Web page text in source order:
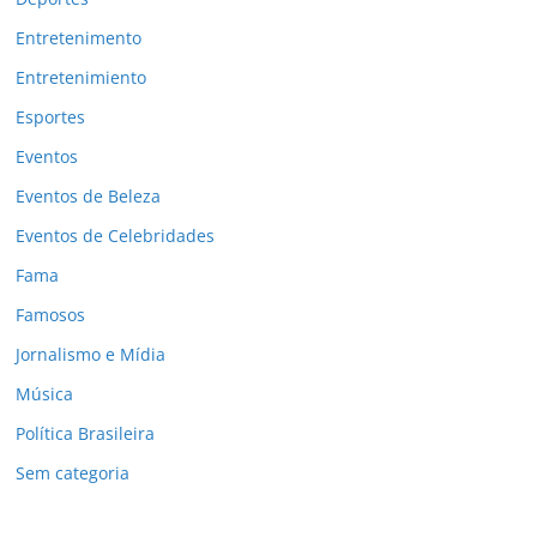
Entretenimento
Entretenimiento
Esportes
Eventos
Eventos de Beleza
Eventos de Celebridades
Fama
Famosos
Jornalismo e Mídia
Música
Política Brasileira
Sem categoria